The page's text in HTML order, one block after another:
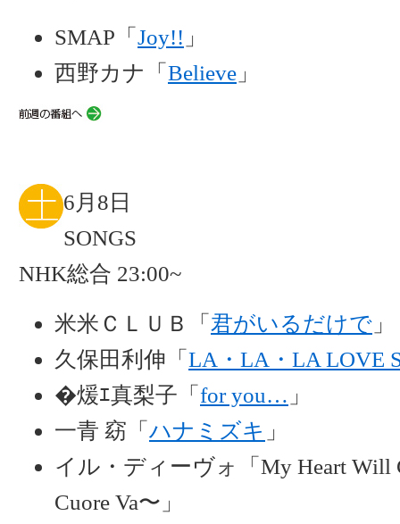
SMAP「 Joy!! 」
西野カナ「 Believe 」
6月8日
SONGS
NHK総合 23:00~
米米ＣＬＵＢ「 君がいるだけで 」
久保田利伸「 LA・LA・LA LOVE
�煖ｴ真梨子「 for you… 」
一青 窈「 ハナミズキ 」
イル・ディーヴォ「My Heart Will
Cuore Va〜」